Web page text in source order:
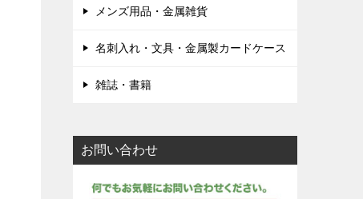
メンズ用品・金属雑貨
名刺入れ・文具・金属製カードケース
雑誌・書籍
お問い合わせ